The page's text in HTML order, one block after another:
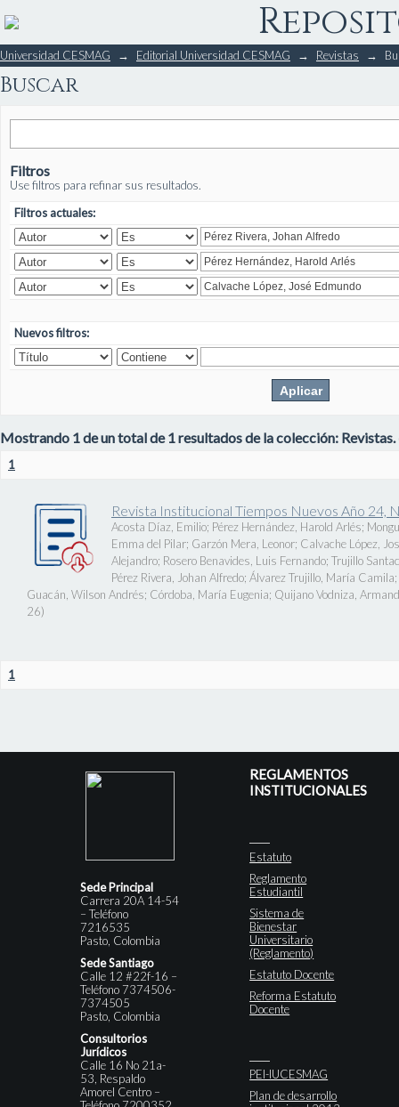
Buscar
Universidad CESMAG → Editorial Universidad CESMAG → Revistas →
Buscar
Filtros
Use filtros para refinar sus resultados.
Filtros actuales:
Nuevos filtros:
Mostrando 1 de un total de 1 resultados de la colección: Revistas.
1
Revista Institucional Tiempos Nuevos Año 24,
Acosta Díaz, Emilio; Pérez Hernández, Harold Arlés;
Emma del Pilar; Garzón Mera, Leonor; Calvache López,
Alejandro; Rosero Benavides, Luis Fernando; Trujillo
Pérez Rivera, Johan Alfredo; Álvarez Trujillo, María Camila;
Guacán, Wilson Andrés; Córdoba, María Eugenia; Quijano Vodniza,
26)
1
Sede Principal
Carrera 20A 14-54
– Teléfono
7216535
Pasto, Colombia
Sede Santiago
Calle 12 #22f-16 –
Teléfono 7374506-
7374505
Pasto, Colombia
Consultorios
Jurídicos
Calle 16 No 21a-
53, Respaldo
Amorel Centro –
REGLAMENTOS
INSTITUCIONALES
Estatuto
Reglamento
Estudiantil
Sistema de
Bienestar
Universitario
(Reglamento)
Estatuto Docente
Reforma Estatuto
Docente
PEI-IUCESMAG
Plan de desarrollo